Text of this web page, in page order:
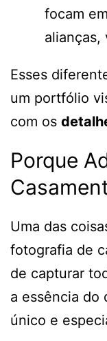
focam
alianças,
Esses
um portfólio
com os
Porque
Uma das
fotografia de
de capturar
a essência do
único e